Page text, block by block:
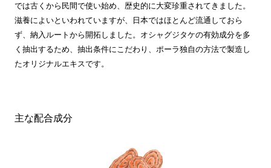
では古くから民間で使い始め、歴史的に大変珍重されてきました。
滋養によいといわれていますが、日本ではほとんど流通しておら
ず、納入ルートから開拓しました。オシャグジタケの有効成分を多
く抽出するため、抽出条件にこだわり、ポーラ独自の方法で製造し
たオリジナルエキスです。
主な配合成分